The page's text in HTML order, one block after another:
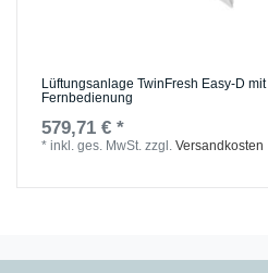
Lüftungsanlage TwinFresh Easy-D mit
Fernbedienung
579,71 € *
*inkl. ges. MwSt. zzgl.Versandkosten